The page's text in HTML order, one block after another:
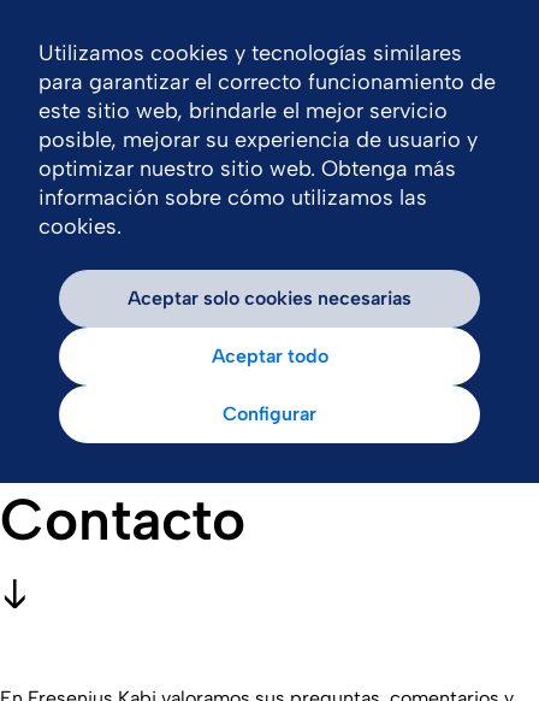
Contacto
Utilizamos cookies y tecnologías similares
para garantizar el correcto funcionamiento de
este sitio web, brindarle el mejor servicio
posible, mejorar su experiencia de usuario y
optimizar nuestro sitio web. Obtenga más
información sobre cómo utilizamos las
cookies.
Aceptar solo cookies necesarias
Aceptar todo
Configurar